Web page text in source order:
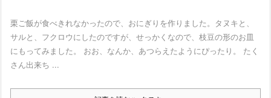
栗ご飯が食べきれなかったので、おにぎりを作りました。タヌキと、
サルと、フクロウにしたのですが、せっかくなので、枝豆の形のお皿
にもってみました。 おお、なんか、あつらえたようにぴったり。 たく
さん出来ち ...